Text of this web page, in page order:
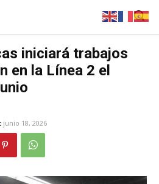
iniciará trabajos
en la Línea 2 el
junio 18, 2026